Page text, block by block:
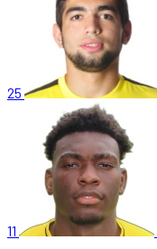
25
11